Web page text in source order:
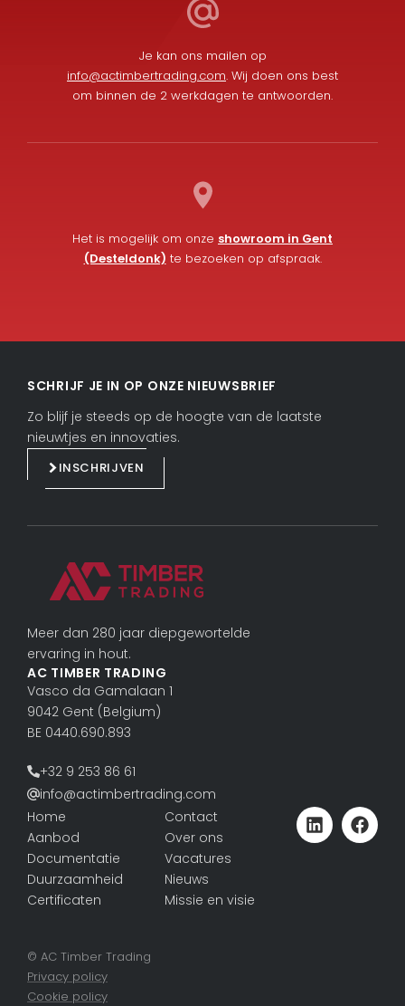
Je kan ons mailen op
info@actimbertrading.com. Wij doen ons best
om binnen de 2 werkdagen te antwoorden.
Het is mogelijk om onze showroom in Gent
(Desteldonk) te bezoeken op afspraak.
SCHRIJF JE IN OP ONZE NIEUWSBRIEF
Zo blijf je steeds op de hoogte van de laatste
nieuwtjes en innovaties.
INSCHRIJVEN
Meer dan 280 jaar diepgewortelde
ervaring in hout.
AC TIMBER TRADING
Vasco da Gama­laan 1
9042 Gent (Belgium)
BE 0440.690.893
+32 9 253 86 61
info@actimbertrading.com
Home
Aanbod
Documentatie
Duurzaamheid
Certificaten
Contact
Over ons
Vacatures
Nieuws
Missie en visie
k
© AC Timber Trading
Privacy policy
Cookie policy